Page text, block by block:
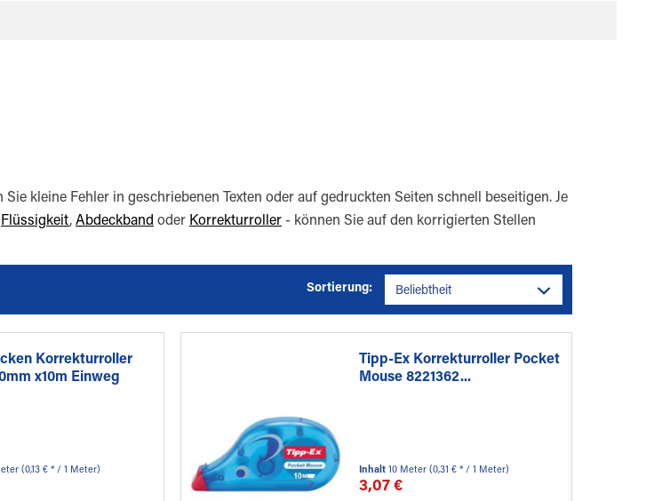
kleine Fehler in geschriebenen Texten oder auf gedruckten Seiten schnell beseitigen. Je
Flüssigkeit, Abdeckband oder Korrekturroller - können Sie auf den korrigierten Stellen
Sortierung:
Korrekturroller
x10m Einweg
(0,13 € * / 1 Meter)
Tipp-Ex Korrekturroller Pocket
Mouse 8221362...
Inhalt 10 Meter(0,31 € * / 1 Meter)
3,07 €